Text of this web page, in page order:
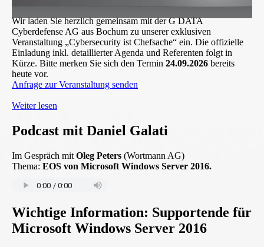
Wir laden Sie herzlich gemeinsam mit der G DATA
Cyberdefense AG aus Bochum zu unserer exklusiven
Veranstaltung „Cybersecurity ist Chefsache“ ein. Die offizielle
Einladung inkl. detaillierter Agenda und Referenten folgt in
Kürze. Bitte merken Sie sich den Termin 24.09.2026 bereits
heute vor.
Anfrage zur Veranstaltung senden
Weiter lesen
Podcast mit Daniel Galati
Im Gespräch mit Oleg Peters (Wortmann AG)
Thema: EOS von Microsoft Windows Server 2016.
Wichtige Information: Supportende für
Microsoft Windows Server 2016